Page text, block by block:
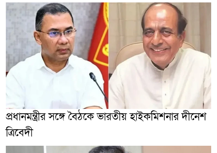
প্রধানমন্ত্রীর সঙ্গে বৈঠকে ভারতীয় হাইকমিশনার দীনেশ
ত্রিবেদী